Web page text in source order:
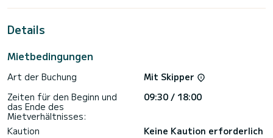
Details
Mietbedingungen
Art der Buchung
Mit Skipper
Zeiten für den Beginn und
das Ende des
Mietverhältnisses:
09:30 / 18:00
Kaution
Keine Kaution erforderlich